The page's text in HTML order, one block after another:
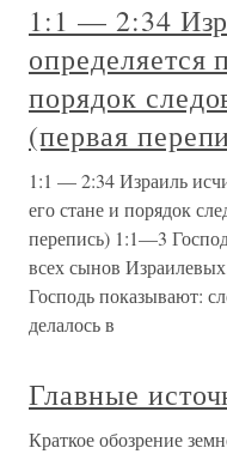
1:1 — 2:34
определяется
порядок
(первая
1:1 — 2:34 Израиль
его стане и порядок
перепись) 1:1—3
всех сынов
Господь показывают:
делалось в
Главные
Краткое обозрение